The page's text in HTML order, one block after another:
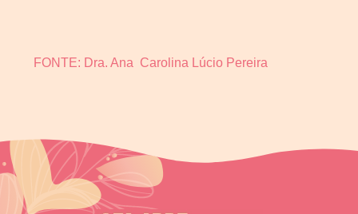
FONTE: Dra. Ana Carolina Lúcio Pereira